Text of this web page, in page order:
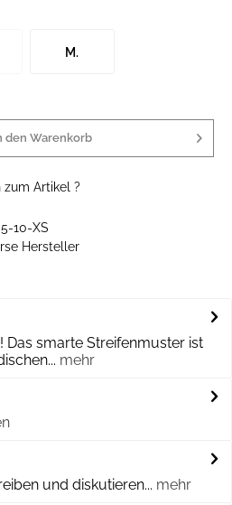
M.
den Warenkorb
zum Artikel ?
10-XS
Hersteller
Das smarte Streifenmuster ist
mehr
und diskutieren... mehr